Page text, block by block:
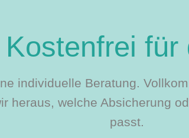
Kostenfrei für
individuelle Beratung.
heraus, welche Absicherung
passt.